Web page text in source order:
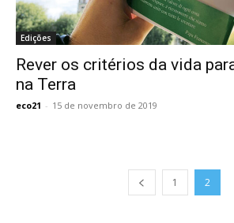
Edições
Rever os critérios da vida
na Terra
eco21 - 15 de novembro de 2019
1 2